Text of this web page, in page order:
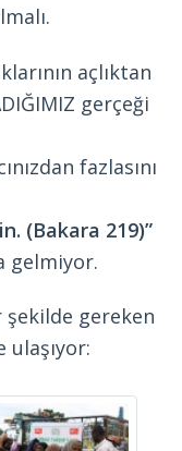
açlıktan
gerçeği
fazlasını
(Bakara 219)”
gelmiyor.
şekilde gereken
ulaşıyor: